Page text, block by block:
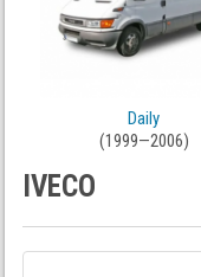
Daily
(1999—2006)
IVECO